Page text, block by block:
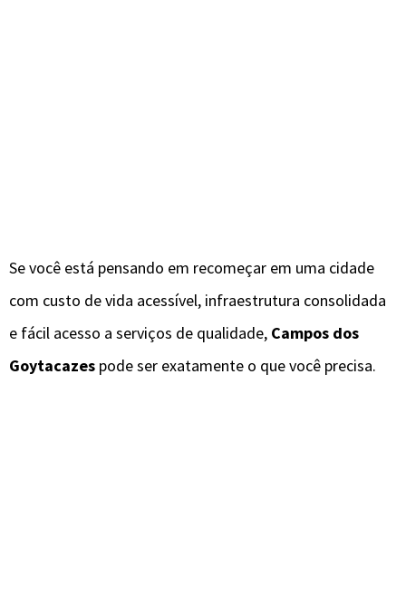
Se você está pensando em recomeçar em uma cidade
com custo de vida acessível, infraestrutura consolidada
e fácil acesso a serviços de qualidade, Campos dos
Goytacazes pode ser exatamente o que você precisa.